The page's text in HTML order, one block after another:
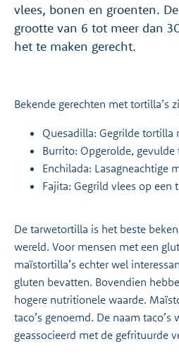
vlees, bonen en groenten.
grootte van 6 tot meer dan
het te maken gerecht.
Bekende gerechten met tortilla’s
Quesadilla: Gegrilde tortilla
Burrito: Opgerolde, gevulde
Enchilada: Lasagneachtige
Fajita: Gegrild vlees op een
De tarwetortilla is het beste
wereld. Voor mensen met een
maïstortilla’s echter wel
gluten bevatten. Bovendien
hogere nutritionele waarde.
taco’s genoemd. De naam taco’s
geassocieerd met de gefrituurde